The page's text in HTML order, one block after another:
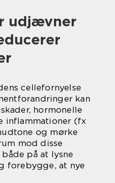
udjævner
cellefornyelse
kan
hormonelle
(fx
og mørke
mod disse
på at lysne
forebygge, at nye